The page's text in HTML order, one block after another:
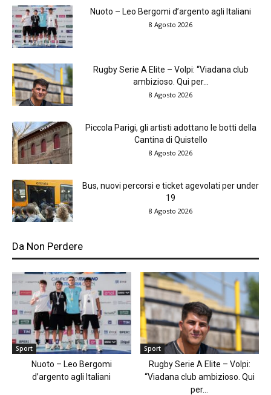
Nuoto – Leo Bergomi d’argento agli Italiani
8 Agosto 2026
Rugby Serie A Elite – Volpi: “Viadana club
ambizioso. Qui per...
8 Agosto 2026
Piccola Parigi, gli artisti adottano le botti della
Cantina di Quistello
8 Agosto 2026
Bus, nuovi percorsi e ticket agevolati per under
19
8 Agosto 2026
Da Non Perdere
Sport
Nuoto – Leo Bergomi
d’argento agli Italiani
Sport
Rugby Serie A Elite – Volpi:
“Viadana club ambizioso. Qui
per...